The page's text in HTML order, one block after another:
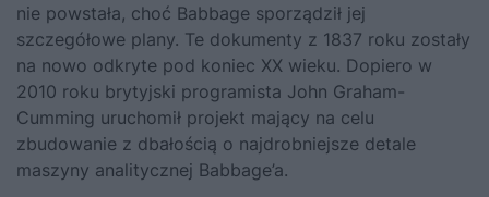
nie powstała, choć Babbage sporządził jej
szczegółowe plany. Te dokumenty z 1837 roku zostały
na nowo odkryte pod koniec XX wieku. Dopiero w
2010 roku brytyjski programista John Graham-
Cumming uruchomił projekt mający na celu
zbudowanie z dbałością o najdrobniejsze detale
maszyny analitycznej Babbage’a.